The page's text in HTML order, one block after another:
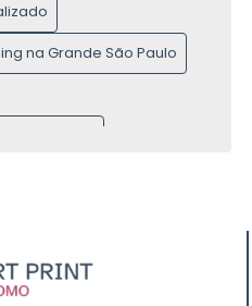
na Grande São Paulo